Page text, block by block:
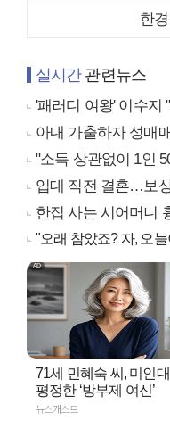
한
실시간관련뉴스
'패러디 여왕' 이수지
아내 가출하자 성매
"소득 상관없이 1인
입대 직전 결혼…보
한집 사는 시어머니 흉
"오래 참았죠? 자, 오
71세 민혜숙 씨, 미인
평정한 ‘방부제 여신’
뉴스캐스트